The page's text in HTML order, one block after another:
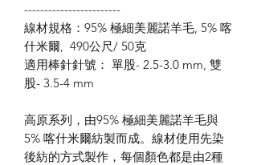
------------------------
線材規格：95% 極細美麗諾羊毛, 5% 喀
什米爾, 490公尺/ 50克
適用棒針針號： 單股- 2.5-3.0 mm, 雙
股- 3.5-4 mm
高原系列，由95% 極細美麗諾羊毛與
5% 喀什米爾紡製而成。線材使用先染
後紡的方式製作，每個顏色都是由2種